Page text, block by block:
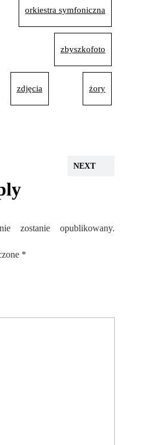
orkiestra symfoniczna
zbyszkofoto
zdjęcia żory
NEXT
zostanie opublikowany.
*